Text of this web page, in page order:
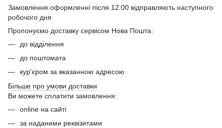
Замовлення оформленні після 12:00 відправляють наступного
робочого дня
Пропонуємо доставку сервісом Нова Пошта:
до відділення
до поштомата
кур'єром за вказанною адресою
Більше про умови доставки
Ви можете сплатити замовлення:
online на сайті
за наданими реквізитами